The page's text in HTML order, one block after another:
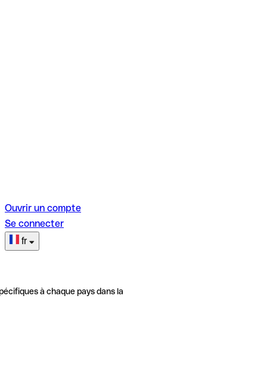
Ouvrir un compte
Se connecter
fr
à chaque pays dans la